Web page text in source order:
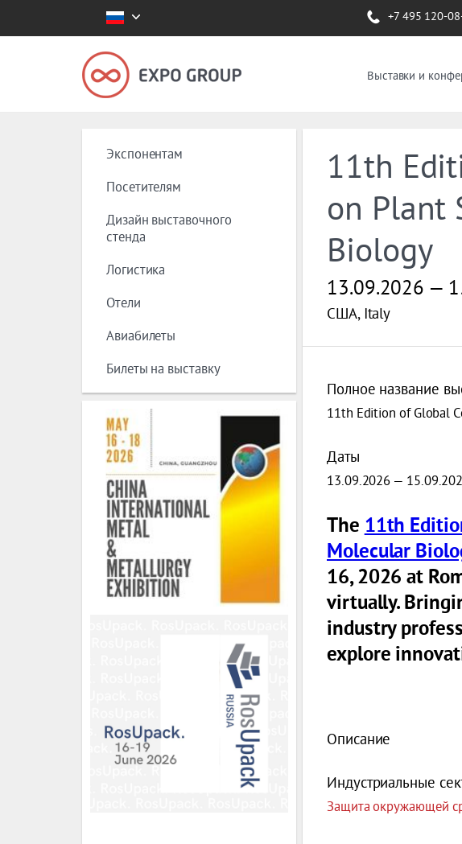
+7 495 120-
Выставки и
Экспонентам
Посетителям
Дизайн выставочного
стенда
Логистика
Отели
Авиабилеты
Билеты на выставку
11th
on Plant
Biology
13.09.2026 —
США, Italy
Полное название
11th Edition of Global
Даты
13.09.2026 —
The11th
Molecular
16, 2026 at
virtually.
industry
explore
Описание
Индустриальные
Защита окружающей